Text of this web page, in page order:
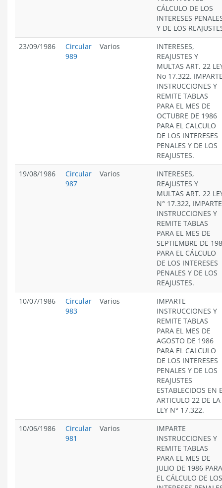
CÁLCULO DE LOS
INTERESES
Y DE LOS
23/09/1986
Circular
989
Varios
INTERESES,
REAJUSTES Y
MULTAS ART. 22
No 17.322.
INSTRUCCIONES Y
REMITE TABLAS
PARA EL MES DE
OCTUBRE DE 1986
PARA EL CALCULO
DE LOS INTERESES
PENALES Y DE LOS
REAJUSTES.
19/08/1986
Circular
987
Varios
INTERESES,
REAJUSTES Y
MULTAS ART. 22
N° 17.322, IMPARTE
INSTRUCCIONES Y
REMITE TABLAS
PARA EL MES DE
SEPTIEMBRE DE
PARA EL CÁLCULO
DE LOS INTERESES
PENALES Y DE LOS
REAJUSTES.
10/07/1986
Circular
983
Varios
IMPARTE
INSTRUCCIONES Y
REMITE TABLAS
PARA EL MES DE
AGOSTO DE 1986
PARA EL CALCULO
DE LOS INTERESES
PENALES Y DE LOS
REAJUSTES
ESTABLECIDOS EN
ARTICULO 22 DE LA
LEY N° 17.322.
10/06/1986
Circular
981
Varios
IMPARTE
INSTRUCCIONES Y
REMITE TABLAS
PARA EL MES DE
JULIO DE 1986 PARA
EL CÁLCULO DE LOS